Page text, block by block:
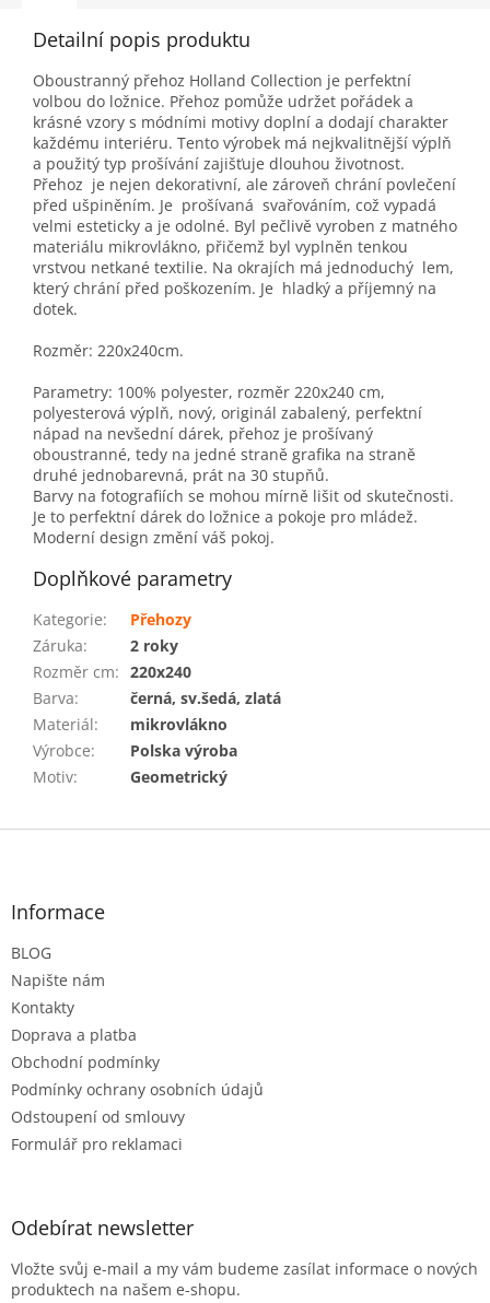
Detailní popis produktu
Oboustranný přehoz Holland Collection je perfektní
volbou do ložnice. Přehoz pomůže udržet pořádek a
krásné vzory s módními motivy doplní a dodají charakter
každému interiéru. Tento výrobek má nejkvalitnější výplň
a použitý typ prošívání zajišťuje dlouhou životnost.
Přehoz je nejen dekorativní, ale zároveň chrání povlečení
před ušpiněním. Je prošívaná svařováním, což vypadá
velmi esteticky a je odolné. Byl pečlivě vyroben z matného
materiálu mikrovlákno, přičemž byl vyplněn tenkou
vrstvou netkané textilie. Na okrajích má jednoduchý lem,
který chrání před poškozením. Je hladký a příjemný na
dotek.
Rozměr: 220x240cm.
Parametry: 100% polyester, rozměr 220x240 cm,
polyesterová výplň, nový, originál zabalený, perfektní
nápad na nevšední dárek, přehoz je prošívaný
oboustranné, tedy na jedné straně grafika na straně
druhé jednobarevná, prát na 30 stupňů.
Barvy na fotografiích se mohou mírně lišit od skutečnosti.
Je to perfektní dárek do ložnice a pokoje pro mládež.
Moderní design změní váš pokoj.
Doplňkové parametry
Kategorie:
Přehozy
Záruka:
2 roky
Rozměr cm: 220x240
Barva:
černá, sv.šedá, zlatá
Materiál:
mikrovlákno
Výrobce:
Polska výroba
Motiv: Geometrický
Z
Informace
BLOG
Napište nám
Kontakty
Doprava a platba
Obchodní podmínky
Podmínky ochrany osobních údajů
Odstoupení od smlouvy
Formulář pro reklamaci
Odebírat newsletter
Vložte svůj e-mail a my vám budeme zasílat informace o nových
produktech na našem e-shopu.